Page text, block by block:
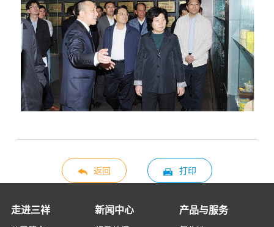
返回 打印
走进三祥 新闻中心 产品与服务